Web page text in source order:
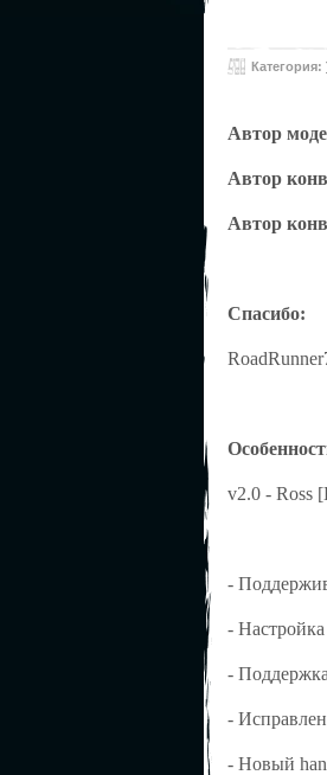
Категория:
Автор
Автор
Автор
Спасибо:
v2.0 - Ross
-
-
-
-
- Новый